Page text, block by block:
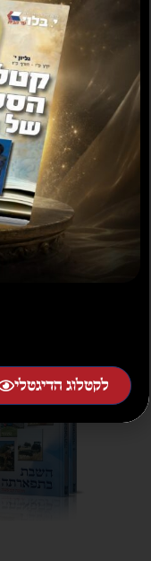
דיני מוקצה
30.00
לקטלוג הדיגטלי